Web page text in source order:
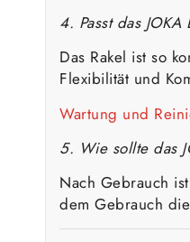
4. Passt das
Das Rakel ist so
Flexibilität und
Wartung und
5. Wie sollte das
Nach Gebrauch
dem Gebrauch